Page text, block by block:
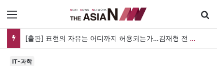
메뉴
[출판] 표현의 자유는 어디까지 허용되는가…김재형 전 대법관 ‘언론과 인격권’
IT-과학